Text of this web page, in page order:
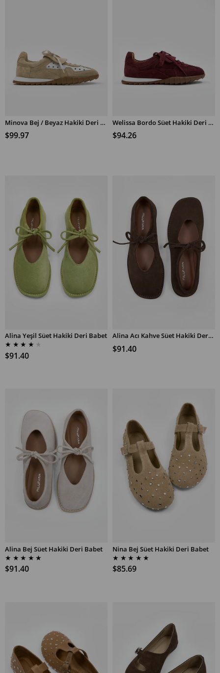
SEPETE EKLE Minova Bej / Beyaz Hakiki Deri Kadın Sneaker
$99.97
SEPETE EKLE Welissa Bordo Süet Hakiki Deri Kadın Sneaker
$94.26
SEPETE EKLE
Alina Yeşil Süet Hakiki Deri Babet
★ ★ ★ ★ ★
$91.40
SEPETE EKLE Alina Acı Kahve Süet Hakiki Deri Babet
$91.40
SEPETE EKLE
Alina Bej Süet Hakiki Deri Babet
★ ★ ★ ★ ★
$91.40
SEPETE EKLE
Nina Bej Süet Hakiki Deri Babet
★ ★ ★ ★ ★
$85.69